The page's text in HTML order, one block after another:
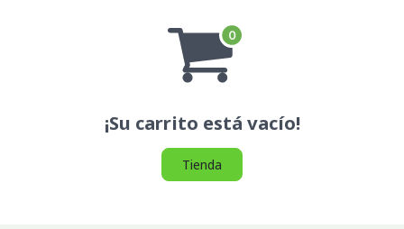
¡Su carrito está vacío!
Tienda